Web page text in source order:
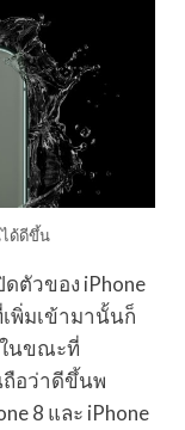
ด้ดีขึ้น
ตัวของ iPhone
พิ่มเข้ามานั้นก็
ในขณะที่
อว่าดีขึ้นพ
8 และ iPhone